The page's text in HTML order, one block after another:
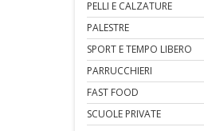
PELLI E CALZATURE
PALESTRE
SPORT E TEMPO LIBERO
PARRUCCHIERI
FAST FOOD
SCUOLE PRIVATE